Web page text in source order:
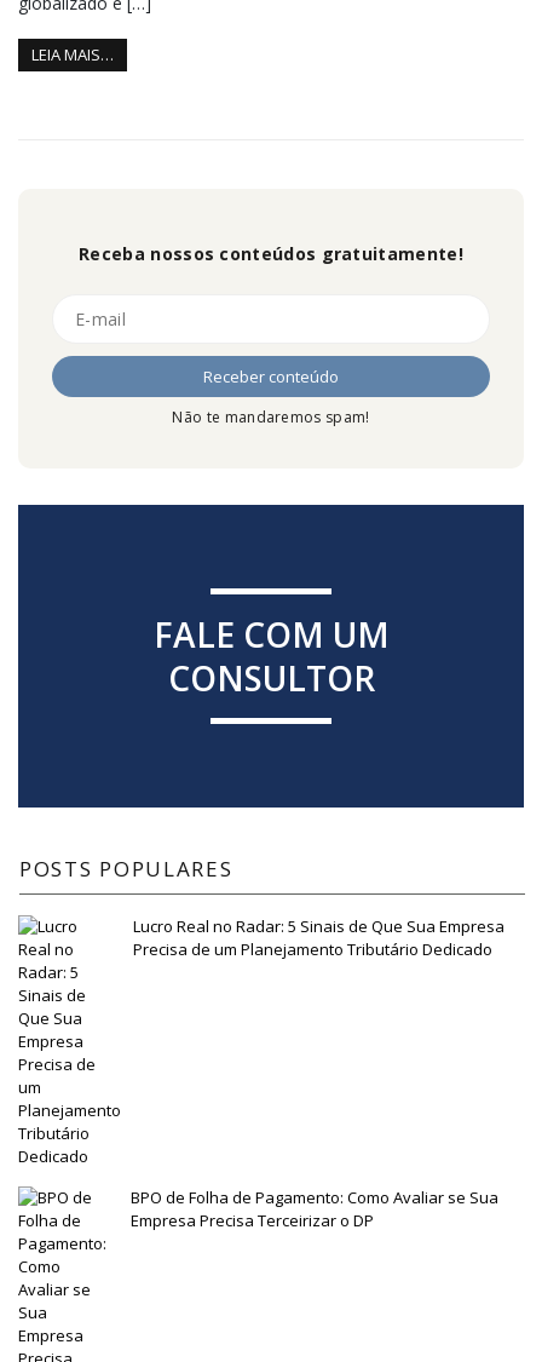
LEIA MAIS…
Receba nossos conteúdos gratuitamente!
Não te mandaremos spam!
FALE COM UM
CONSULTOR
POSTS POPULARES
Lucro Real no Radar: 5 Sinais de Que Sua Empresa
Precisa de um Planejamento Tributário Dedicado
BPO de Folha de Pagamento: Como Avaliar se Sua
Empresa Precisa Terceirizar o DP